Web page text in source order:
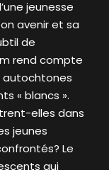
jeunesse
avenir et sa
de
rend compte
autochtones
« blancs ».
elles dans
jeunes
Le
qui